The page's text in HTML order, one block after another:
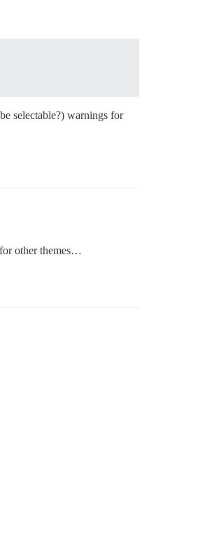
selectable?) warnings for
other themes…